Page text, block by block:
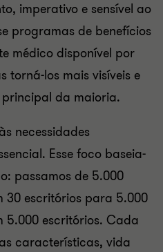
imperativo e sensível ao
programas de benefícios
médico disponível por
torná-los mais visíveis e
principal da maioria.
necessidades
Esse foco baseia-
passamos de 5.000
30 escritórios para 5.000
5.000 escritórios. Cada
características, vida